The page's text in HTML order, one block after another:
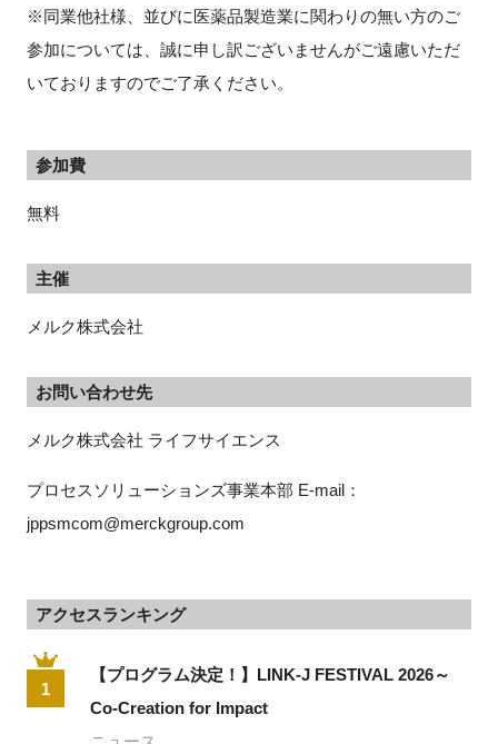
※同業他社様、並びに医薬品製造業に関わりの無い方のご
参加については、誠に申し訳ございませんがご遠慮いただ
いておりますのでご了承ください。
参加費
無料
主催
メルク株式会社
お問い合わせ先
メルク株式会社 ライフサイエンス
プロセスソリューションズ事業本部 E-mail：
jppsmcom@merckgroup.com
アクセスランキング
1
【プログラム決定！】LINK-J FESTIVAL 2026～
Co-Creation for Impact